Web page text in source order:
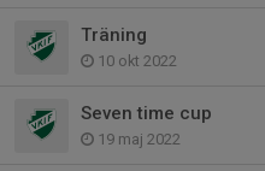
Träning
10 okt 2022
Seven time cup
19 maj 2022